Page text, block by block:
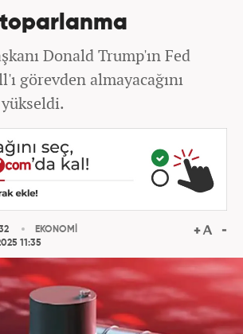
Donald Trump'ın Fed
görevden almayacağını
11:35
EKONOMİ